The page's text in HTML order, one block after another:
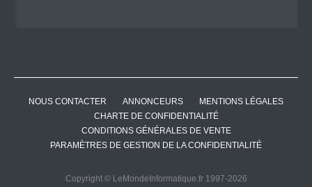
NOUS CONTACTER ANNONCEURS
MENTIONS LÉGALES
CHARTE DE CONFIDENTIALITÉ
CONDITIONS GÉNÉRALES DE VENTE
PARAMÈTRES DE GESTION DE LA CONFIDENTIALITÉ
Copyright © LeMondeInformatique.fr 1997-2026